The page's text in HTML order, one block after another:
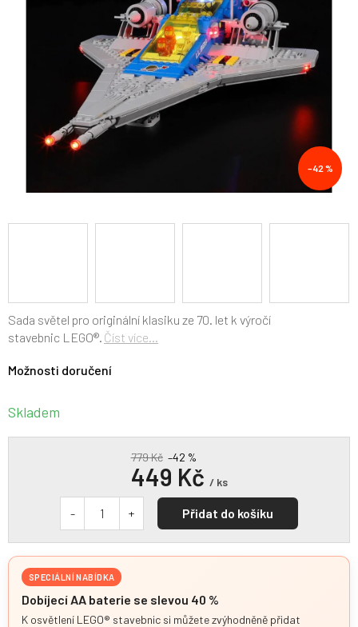
–42 %
Skladem
Možnosti doručení
Sada světel pro originální klasiku ze 70. let k výročí
stavebnic LEGO®. Číst více...
SPECIÁLNÍ NABÍDKA
Dobíjecí AA baterie se slevou 40 %
K osvětlení LEGO® stavebnic si můžete zvýhodněně přidat
779 Kč –42 %
449 Kč / ks
Přidat do košíku